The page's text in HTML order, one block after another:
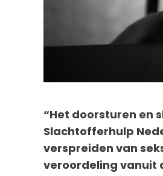
“Het doorsturen en
Slachtofferhulp
verspreiden van
veroordeling vanuit